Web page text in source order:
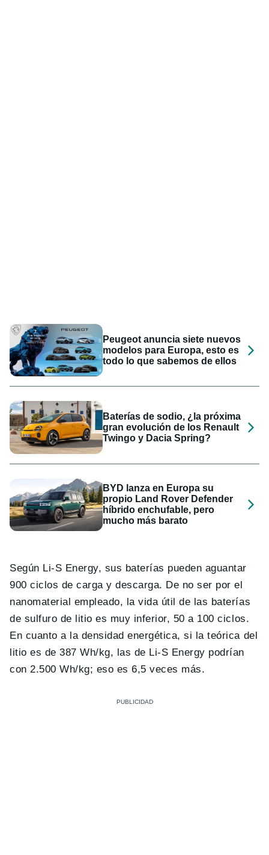
Peugeot anuncia siete nuevos
modelos para Europa, esto es
todo lo que sabemos de ellos
Baterías de sodio, ¿la próxima
gran evolución de los Renault
Twingo y Dacia Spring?
BYD lanza en Europa su
propio Land Rover Defender
híbrido enchufable, pero
mucho más barato
Según Li-S Energy, sus baterías pueden aguantar
900 ciclos de carga y descarga. De no ser por el
nanomaterial empleado, la vida útil de las baterías
de sulfuro de litio es muy inferior, 50 a 100 ciclos.
En cuanto a la densidad energética, si la teórica del
litio es de 387 Wh/kg, las de Li-S Energy podrían
con 2.500 Wh/kg; eso es 6,5 veces más.